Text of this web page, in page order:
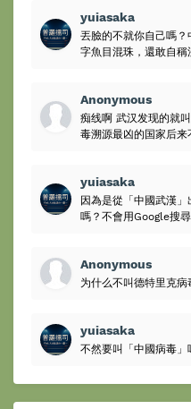
yuiasaka
丟臉的不就你自己嗎
字魚目混珠，還敢自稱
Anonymous
痴线啊 武汉发现的就
毒溯源最凶的国家后
yuiasaka
因為是從「中國武漢
嗎？不會用Google搜
Anonymous
为什么不叫德特里克
yuiasaka
不然要叫「中國病毒」